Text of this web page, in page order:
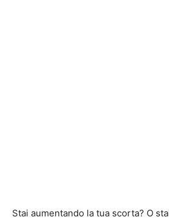
Stai aumentando la tua scorta? O